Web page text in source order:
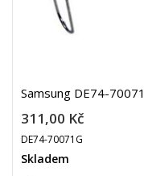
Samsung DE74-
311,00 Kč
DE74-70071G
Skladem